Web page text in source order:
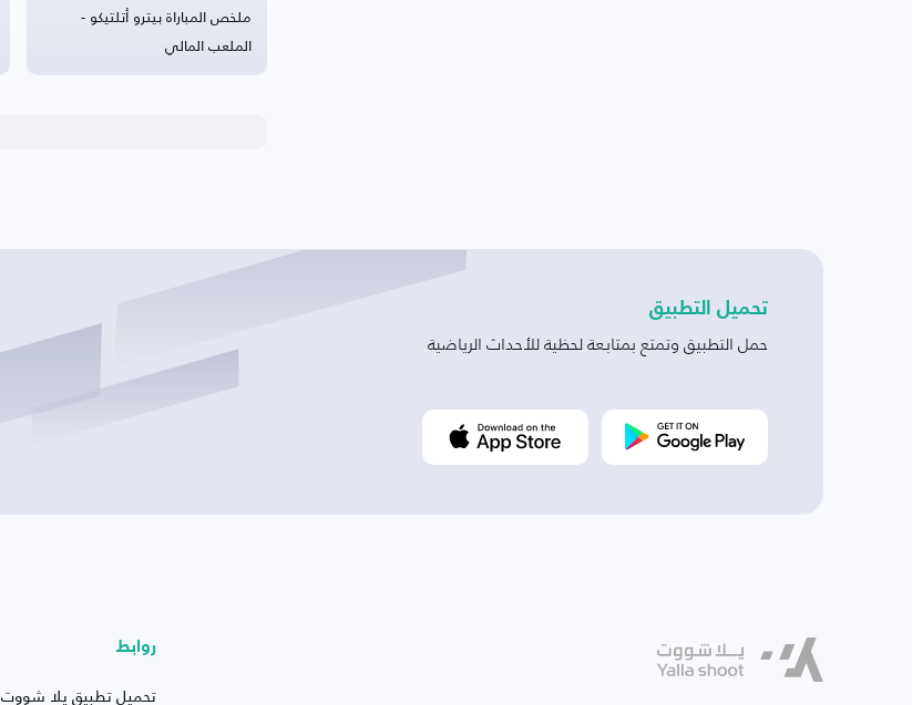
ملخص المباراة بيترو أتلتيكو -
الملعب المالي
تحميل التطبيق
حمل التطبيق وتمتع بمتابعة لحظية للأحداث الرياضية
روابط
تحميل تطبيق يلا شووت